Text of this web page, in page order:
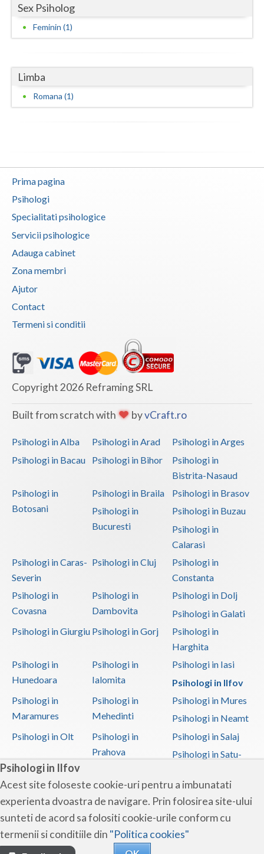
Psihologi in Ilfov
Acest site foloseste cookie-uri pentru a imbunatati
experienta dvoastra de navigare. Prin folosirea site-ului
sunteti de acord sa folositi cookie-urile conform cu
termenii si conditiile din "Politica cookies"
Timis
Tulcea
Vaslui
Vrancea
Sex Psiholog
Feminin (1)
Limba
Romana (1)
Prima pagina
Psihologi
Specialitati psihologice
Servicii psihologice
Adauga cabinet
Zona membri
Ajutor
Contact
Termeni si conditii
Copyright 2026 Reframing SRL
Built from scratch with byvCraft.ro
Psihologi in Alba Psihologi in Arad
Psihologi in Arges
Psihologi in Bacau
Psihologi in Bihor
Psihologi in
Bistrita-Nasaud
Psihologi in
Botosani
Psihologi in Braila
Psihologi in Brasov
Psihologi in
Bucuresti
Psihologi in Buzau
Psihologi in
Calarasi
Psihologi in Caras-
Severin
Psihologi in Cluj
Psihologi in
Constanta
Psihologi in
Covasna
Psihologi in
Dambovita
Psihologi in Dolj
Psihologi in Galati
Psihologi in Giurgiu Psihologi in Gorj
Psihologi in
Harghita
Psihologi in
Hunedoara
Psihologi in
Ialomita
Psihologi in Iasi
Psihologi in Ilfov
Psihologi in
Maramures
Psihologi in
Mehedinti
Psihologi in Mures
Psihologi in Neamt
Psihologi in Olt
Psihologi in
Prahova
Psihologi in Salaj
Psihologi in Satu-
Psihologi in Sibiu
Psihologi in
Suceava
Psihologi in
Teleorman
Psihologi in Timis
Psihologi in Tulcea Psihologi in Valcea
Psihologi in Vaslui
Psihologi in